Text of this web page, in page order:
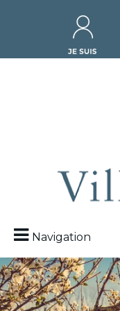
Navigation